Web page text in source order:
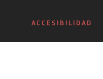
ACCESIBILIDAD